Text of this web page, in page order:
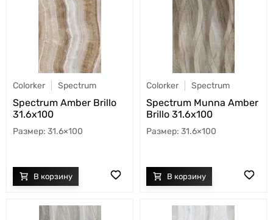
Colorker Spectrum
Spectrum Amber Brillo
31.6x100
31.6×100
Colorker Spectrum
Spectrum Munna Amber
Brillo 31.6x100
31.6×100